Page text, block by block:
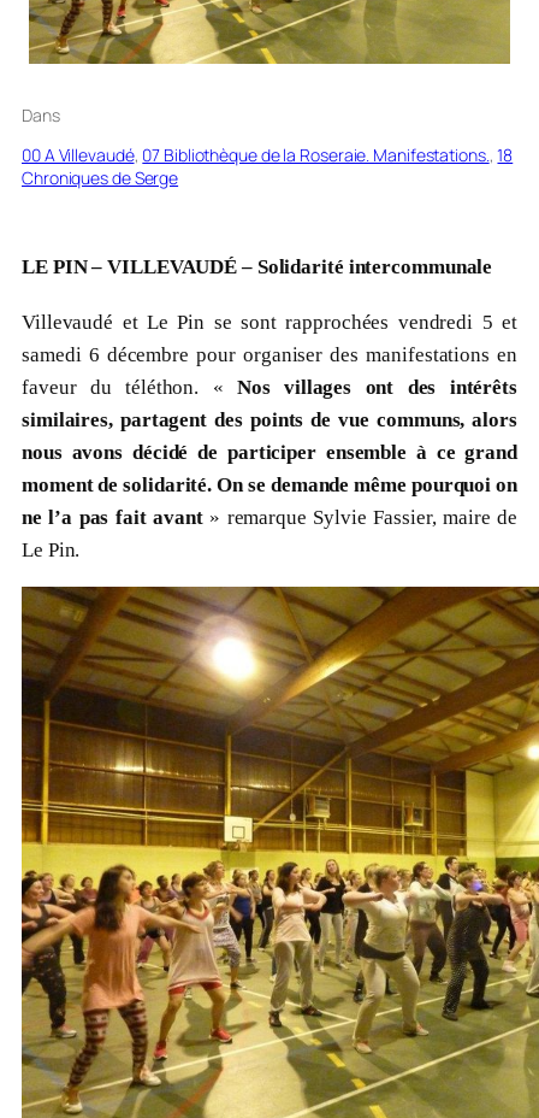
Dans
00 A Villevaudé, 07 Bibliothèque de la Roseraie. Manifestations., 18
Chroniques de Serge
LE PIN – VILLEVAUDÉ – Solidarité intercommunale
Villevaudé et Le Pin se sont rapprochées vendredi 5 et
samedi 6 décembre pour organiser des manifestations en
faveur du téléthon. « Nos villages ont des intérêts
similaires, partagent des points de vue communs, alors
nous avons décidé de participer ensemble à ce grand
moment de solidarité. On se demande même pourquoi on
ne l’a pas fait avant » remarque Sylvie Fassier, maire de
Le Pin.